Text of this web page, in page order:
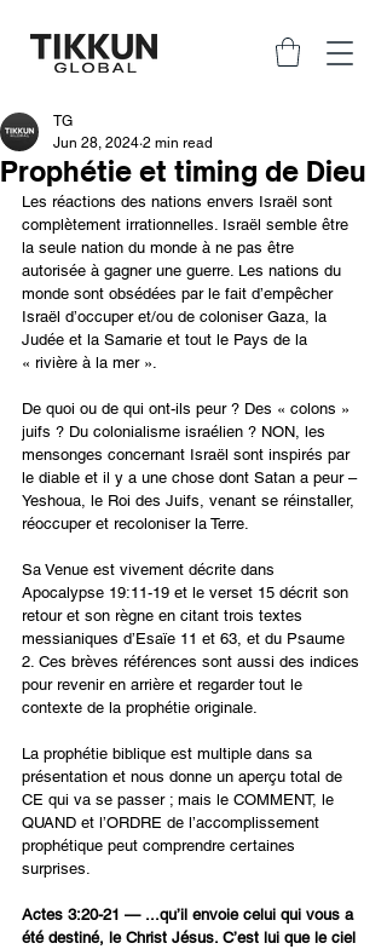
Prophétie et timing de Dieu
TG
Jun 28, 2024 2 min read
Les réactions des nations envers Israël sont
complètement irrationnelles. Israël semble être
la seule nation du monde à ne pas être
autorisée à gagner une guerre. Les nations du
monde sont obsédées par le fait d’empêcher
Israël d’occuper et/ou de coloniser Gaza, la
Judée et la Samarie et tout le Pays de la
« rivière à la mer ».
De quoi ou de qui ont-ils peur ? Des « colons »
juifs ? Du colonialisme israélien ? NON, les
mensonges concernant Israël sont inspirés par
le diable et il y a une chose dont Satan a peur –
Yeshoua, le Roi des Juifs, venant se réinstaller,
réoccuper et recoloniser la Terre.
Sa Venue est vivement décrite dans
Apocalypse 19:11-19 et le verset 15 décrit son
retour et son règne en citant trois textes
messianiques d’Esaïe 11 et 63, et du Psaume
2. Ces brèves références sont aussi des indices
pour revenir en arrière et regarder tout le
contexte de la prophétie originale.
La prophétie biblique est multiple dans sa
présentation et nous donne un aperçu total de
CE qui va se passer ; mais le COMMENT, le
QUAND et l’ORDRE de l’accomplissement
prophétique peut comprendre certaines
surprises.
Actes 3:20-21 — ...qu’il envoie celui qui vous a
été destiné, le Christ Jésus. C’est lui que le ciel